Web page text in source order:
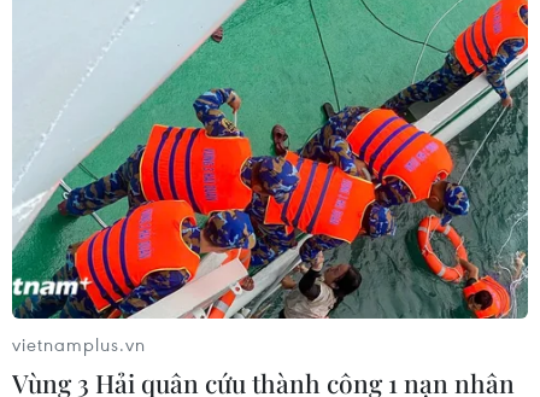
“Siêu nhân X” của Nguyễn Quang Dũng
vietnamplus.vn
Vùng 3 Hải quân cứu thành công 1 nạn nhân